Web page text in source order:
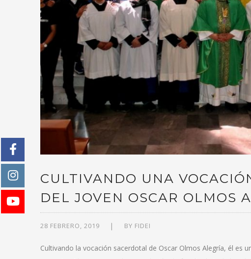
CULTIVANDO UNA
DEL JOVEN OSCAR OLMOS
28 FEBRERO, 2019 BY FIDEI
Cultivando la vocación sacerdotal de Oscar Olmos Alegría, él es